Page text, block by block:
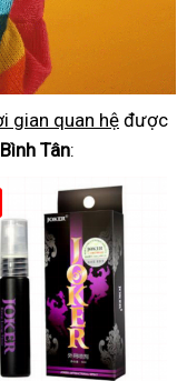
gian quan hệđược
Tân: